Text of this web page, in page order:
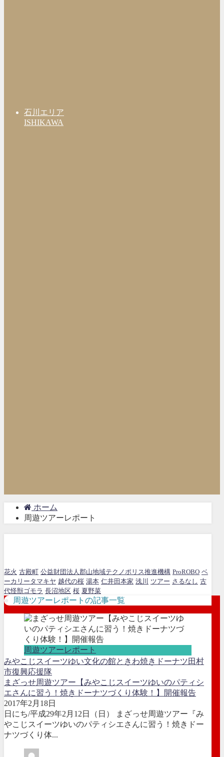
石川エリア
ISHIKAWA
ホーム
周遊ツアーレポート
花火 古殿町 公益財団法人郡山地域テクノポリス推進機構 ProROBO ベ
ーカリータマキヤ 越代の桜 湯本 仁井田本家 浅川 ツアー さるなし 古
代怪獣ゴモラ 長沼地区 桜 夏野菜
周遊ツアーレポートの記事一覧
周遊ツアーレポート
みやこじスイーツゆい文化の館ときわ焼きドーナツ田村
市復興応援隊
まざっせ周遊ツアー【みやこじスイーツゆいのパティシ
エさんに習う！焼きドーナツづくり体験！】開催報告
2017年2月18日
日にち/平成29年2月12日（日） まざっせ周遊ツアー『み
やこじスイーツゆいのパティシエさんに習う！焼きドー
ナツづくり体...